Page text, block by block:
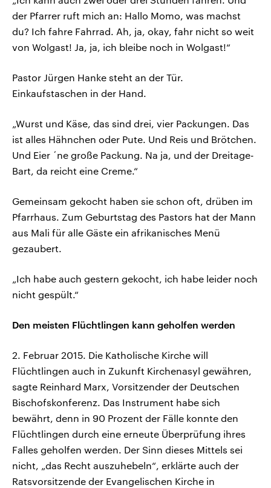
der Pfarrer ruft mich an: Hallo Momo, was machst
du? Ich fahre Fahrrad. Ah, ja, okay, fahr nicht so weit
von Wolgast! Ja, ja, ich bleibe noch in Wolgast!“
Pastor Jürgen Hanke steht an der Tür.
Einkaufstaschen in der Hand.
„Wurst und Käse, das sind drei, vier Packungen. Das
ist alles Hähnchen oder Pute. Und Reis und Brötchen.
Und Eier ´ne große Packung. Na ja, und der Dreitage-
Bart, da reicht eine Creme.“
Gemeinsam gekocht haben sie schon oft, drüben im
Pfarrhaus. Zum Geburtstag des Pastors hat der Mann
aus Mali für alle Gäste ein afrikanisches Menü
gezaubert.
„Ich habe auch gestern gekocht, ich habe leider noch
nicht gespült.“
Den meisten Flüchtlingen kann geholfen werden
2. Februar 2015. Die Katholische Kirche will
Flüchtlingen auch in Zukunft Kirchenasyl gewähren,
sagte Reinhard Marx, Vorsitzender der Deutschen
Bischofskonferenz. Das Instrument habe sich
bewährt, denn in 90 Prozent der Fälle konnte den
Flüchtlingen durch eine erneute Überprüfung ihres
Falles geholfen werden. Der Sinn dieses Mittels sei
nicht, „das Recht auszuhebeln“, erklärte auch der
Ratsvorsitzende der Evangelischen Kirche in